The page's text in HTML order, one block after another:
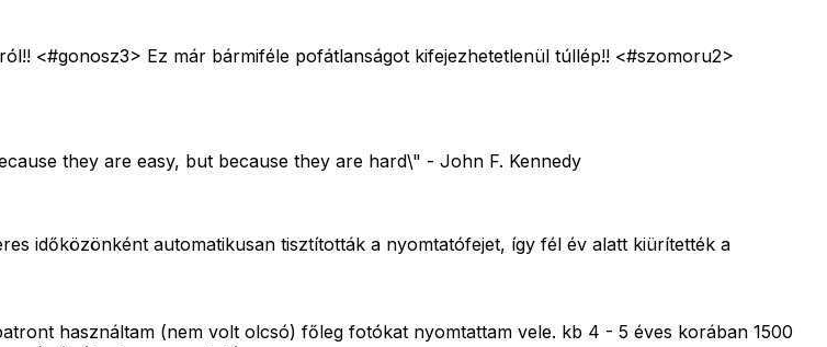
<#gonosz3> Ez már bármiféle pofátlanságot kifejezhetetlenül túllép!! <#szomoru2>
they are easy, but because they are hard\" - John F. Kennedy
időközönként automatikusan tisztították a nyomtatófejet, így fél év alatt kiürítették a
használtam (nem volt olcsó) főleg fotókat nyomtattam vele. kb 4 - 5 éves korában 1500